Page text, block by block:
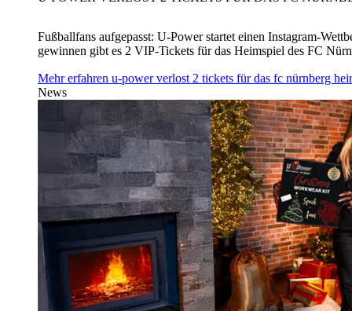
Fußballfans aufgepasst: U‑Power startet einen Instagram-
gewinnen gibt es 2 VIP-Tickets für das Heimspiel des FC
Mehr erfahren u‑power verlost 2 tickets für das fc nürnberg
News